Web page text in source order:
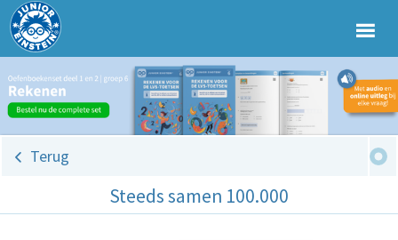
Terug
Steeds samen 100.000